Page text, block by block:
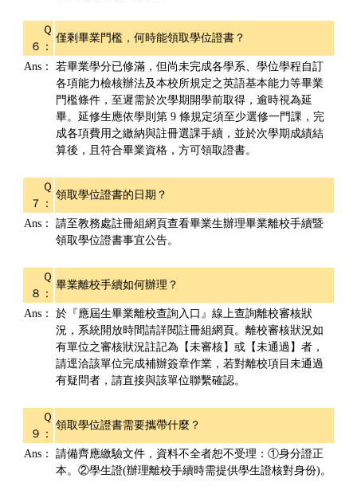
Ｑ
６：
僅剩畢業門檻，何時能領取學位證書？
Ans：
若畢業學分已修滿，但尚未完成各學系、學位學程自訂
各項能力檢核辦法及本校所規定之英語基本能力等畢業
門檻條件，至遲需於次學期開學前取得，逾時視為延
畢。延修生應依學則第 9 條規定須至少選修一門課，完
成各項費用之繳納與註冊選課手續，並於次學期成績結
算後，且符合畢業資格，方可領取證書。
Ｑ
７：
領取學位證書的日期？
Ans：
請至教務處註冊組網頁查看畢業生辦理畢業離校手續暨
領取學位證書事宜公告。
Ｑ
８：
畢業離校手續如何辦理？
Ans：
於『應屆生畢業離校查詢入口』線上查詢離校審核狀
況，系統開放時間請詳閱註冊組網頁。離校審核狀況如
有單位之審核狀況註記為【未審核】或【未通過】者，
請逕洽該單位完成補辦簽章作業，若對離校項目未通過
有疑問者，請直接與該單位聯繫確認。
Ｑ
９：
領取學位證書需要攜帶什麼？
Ans：
請備齊應繳驗文件，資料不全者恕不受理：①身分證正
本。②學生證(辦理離校手續時需提供學生證核對身份)。